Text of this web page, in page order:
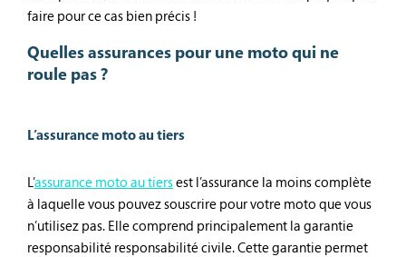
faire pour ce cas bien précis !
Quelles assurances pour une moto qui ne
roule pas ?
L’assurance moto au tiers
L’assurance moto au tiersest l’assurance la moins complète
à laquelle vous pouvez souscrire pour votre moto que vous
n’utilisez pas. Elle comprend principalement la garantie
responsabilité responsabilité civile. Cette garantie permet